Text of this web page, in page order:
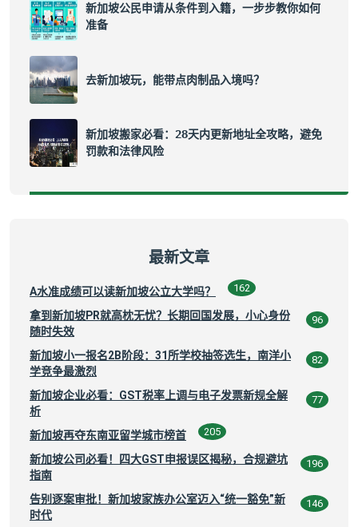
新加坡公民申请从条件到入籍，一步步教你如何
准备
去新加坡玩，能带点肉制品入境吗？
新加坡搬家必看：28天内更新地址全攻略，避免
罚款和法律风险
最新文章
A水准成绩可以读新加坡公立大学吗？ 162
拿到新加坡PR就高枕无忧？长期回国发展，小心身份
随时失效
96
新加坡小一报名2B阶段：31所学校抽签选生，南洋小
学竞争最激烈
82
新加坡企业必看：GST税率上调与电子发票新规全解
析
77
新加坡再夺东南亚留学城市榜首 205
新加坡公司必看！四大GST申报误区揭秘，合规避坑
指南
196
告别逐案审批！新加坡家族办公室迈入“统一豁免”新
时代
146